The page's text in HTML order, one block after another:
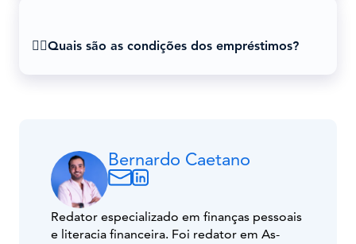
👷‍♂️Quais são as condições dos empréstimos?
Bernardo Caetano
Redator especializado em finanças pessoais
e literacia financeira. Foi redator em As-